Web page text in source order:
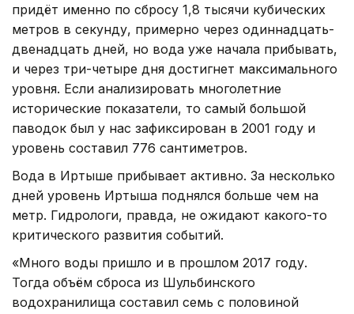
придёт именно по сбросу 1,8 тысячи кубических
метров в секунду, примерно через одиннадцать-
двенадцать дней, но вода уже начала прибывать,
и через три-четыре дня достигнет максимального
уровня. Если анализировать многолетние
исторические показатели, то самый большой
паводок был у нас зафиксирован в 2001 году и
уровень составил 776 сантиметров.
Вода в Иртыше прибывает активно. За несколько
дней уровень Иртыша поднялся больше чем на
метр. Гидрологи, правда, не ожидают какого-то
критического развития событий.
«Много воды пришло и в прошлом 2017 году.
Тогда объём сброса из Шульбинского
водохранилища составил семь с половиной